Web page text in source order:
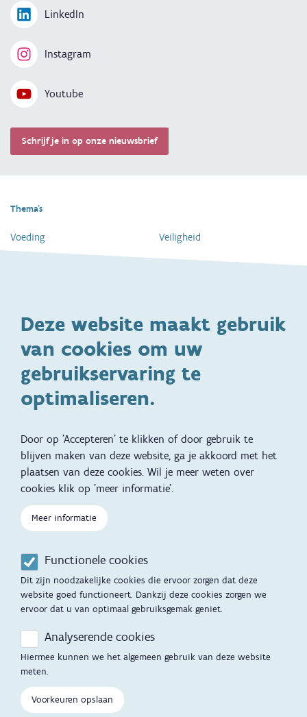
Deze website maakt gebruik
van cookies om uw
gebruikservaring te
optimaliseren.
Door op 'Accepteren' te klikken of door gebruik te
blijven maken van deze website, ga je akkoord met het
plaatsen van deze cookies. Wil je meer weten over
cookies klik op 'meer informatie'.
Meer informatie
Functionele cookies
Dit zijn noodzakelijke cookies die ervoor zorgen dat deze
website goed functioneert. Dankzij deze cookies zorgen we
ervoor dat u van optimaal gebruiksgemak geniet.
Analyserende cookies
Hiermee kunnen we het algemeen gebruik van deze website
meten.
Voorkeuren opslaan
LinkedIn
Instagram
Youtube
Schrijf je in op onze nieuwsbrief
Thema's
Voeding
Ontwikkeling en gedrag
Specifieke
ondersteuningsbehoefte
Zwangerschap en geboorte
Slapen
Veiligheid
Dagelijkse verzorging
Gezinsleven
Adoptie
Kinderwens
Voet
Kind en Gezin diensten
Aanbod tijdens de
zwangerschap
Opvoedingsondersteuning
Kinderopvang
Hulp en contact
Contactfomulier
Vertalingen
Mijn Opgroeien